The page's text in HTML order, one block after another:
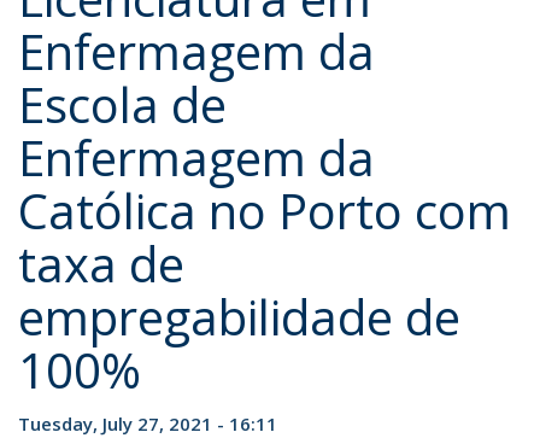
Enfermagem da
Escola de
Enfermagem da
Católica no Porto com
taxa de
empregabilidade de
100%
Tuesday, July 27, 2021 - 16:11